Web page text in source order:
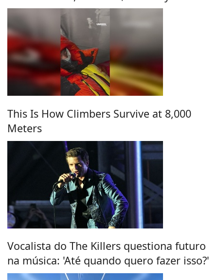
This Is How Climbers Survive at 8,000
Meters
Vocalista do The Killers questiona futuro
na música: 'Até quando quero fazer isso?'